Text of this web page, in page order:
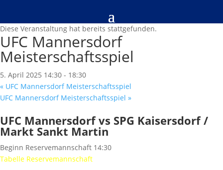
Diese Veranstaltung hat bereits stattgefunden.
UFC Mannersdorf
Meisterschaftsspiel
5. April 2025 14:30 - 18:30
« UFC Mannersdorf Meisterschaftsspiel
UFC Mannersdorf Meisterschaftsspiel »
UFC Mannersdorf vs SPG Kaisersdorf /
Markt Sankt Martin
Beginn Reservemannschaft 14:30
Tabelle Reservemannschaft